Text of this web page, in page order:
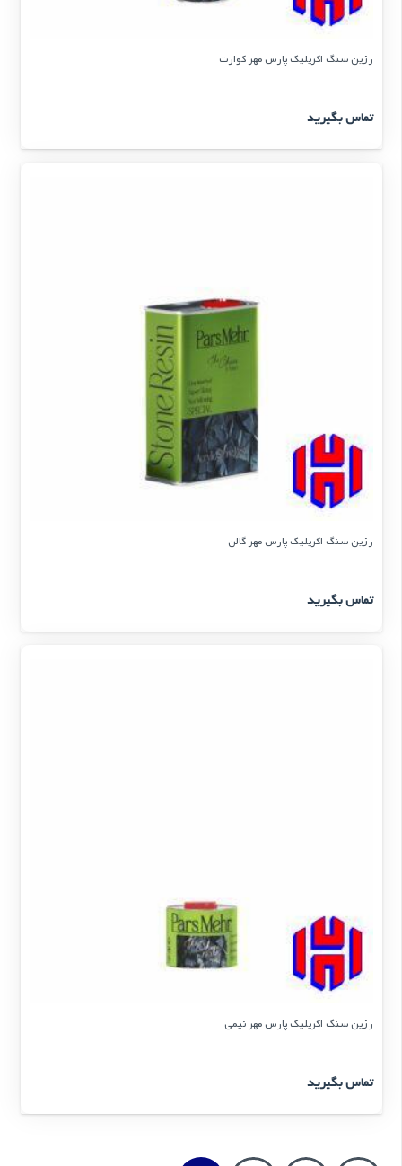
رزین سنگ اکریلیک پارس مهر کوارت
تماس بگیرید
رزین سنگ اکریلیک پارس مهر گالن
تماس بگیرید
رزین سنگ اکریلیک پارس مهر نیمی
تماس بگیرید